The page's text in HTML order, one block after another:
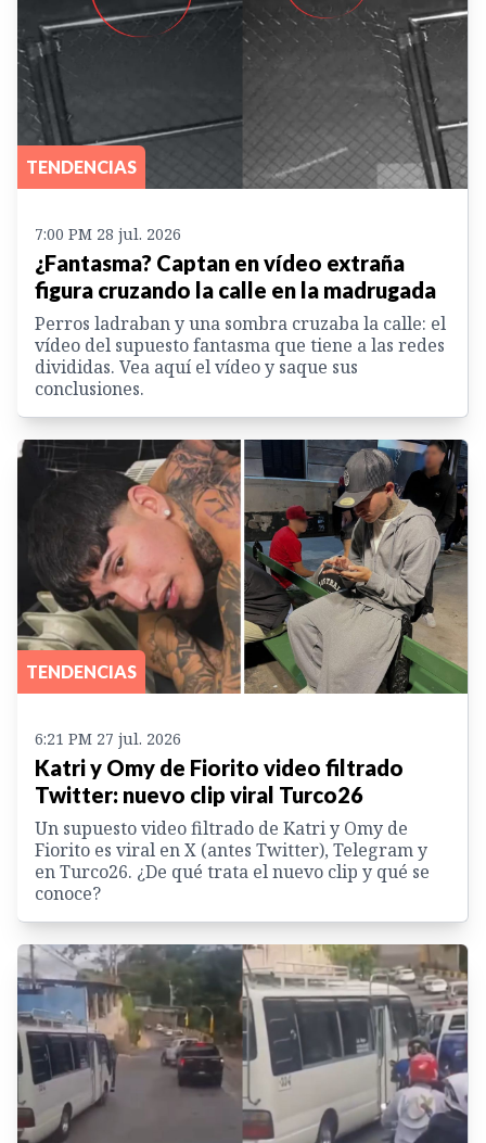
TENDENCIAS
7:00 PM 28 jul. 2026
¿Fantasma? Captan en vídeo extraña
figura cruzando la calle en la madrugada
Perros ladraban y una sombra cruzaba la calle: el
vídeo del supuesto fantasma que tiene a las redes
divididas. Vea aquí el vídeo y saque sus
conclusiones.
TENDENCIAS
6:21 PM 27 jul. 2026
Katri y Omy de Fiorito video filtrado
Twitter: nuevo clip viral Turco26
Un supuesto video filtrado de Katri y Omy de
Fiorito es viral en X (antes Twitter), Telegram y
en Turco26. ¿De qué trata el nuevo clip y qué se
conoce?